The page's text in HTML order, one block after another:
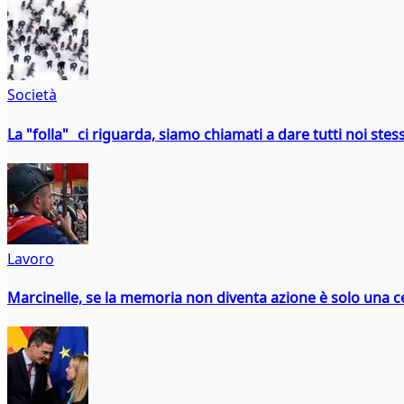
Società
La "folla" ci riguarda, siamo chiamati a dare tutti noi
Lavoro
Marcinelle, se la memoria non diventa azione è solo una